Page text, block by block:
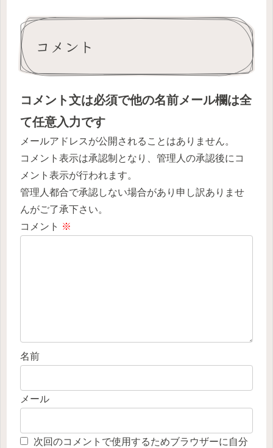
コメント
コメント文は必須で他の名前メール欄は全
て任意入力です
メールアドレスが公開されることはありません。
コメント表示は承認制となり、管理人の承認後にコ
メント表示が行われます。
管理人都合で承認しない場合があり申し訳ありませ
んがご了承下さい。
コメント ※
名前
メール
次回のコメントで使用するためブラウザーに自分